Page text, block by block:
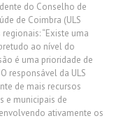
do Conselho de
de Coimbra (ULS
“Existe uma
ao nível do
é uma prioridade de
responsável da ULS
de mais recursos
e municipais de
ativamente os